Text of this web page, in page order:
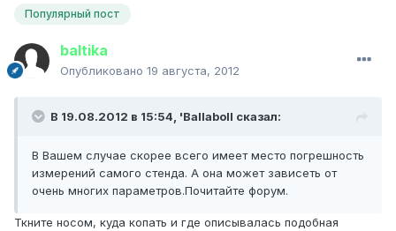
Популярный пост
baltika
Опубликовано 19 августа, 2012
В 19.08.2012 в 15:54, 'Ballaboll сказал:
В Вашем случае скорее всего имеет место погрешность
измерений самого стенда. А она может зависеть от
очень многих параметров.Почитайте форум.
Ткните носом, куда копать и где описывалась подобная